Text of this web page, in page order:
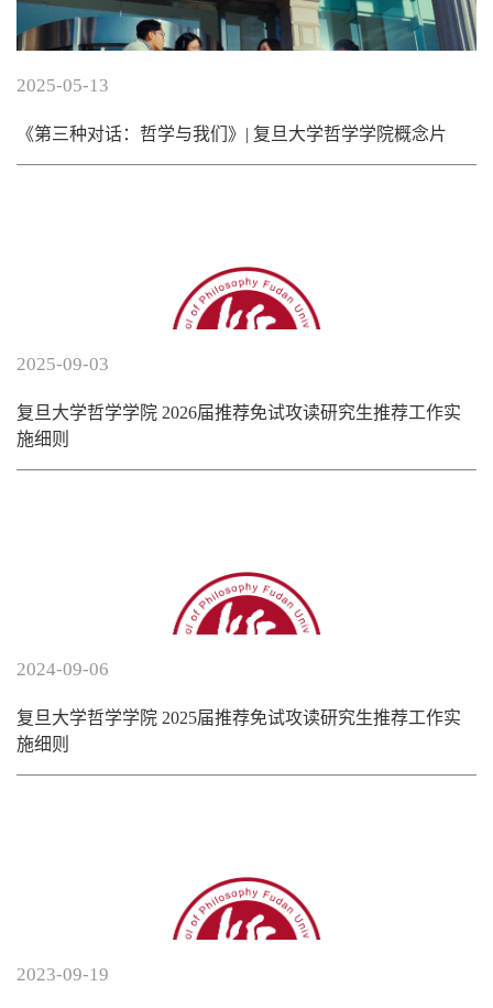
2025-05-13
《第三种对话：哲学与我们》| 复旦大学哲学学院概念片
2025-09-03
复旦大学哲学学院 2026届推荐免试攻读研究生推荐工作实
施细则
2024-09-06
复旦大学哲学学院 2025届推荐免试攻读研究生推荐工作实
施细则
2023-09-19